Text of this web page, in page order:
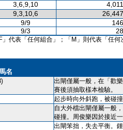
3,6,9,10
9,3,10,6
9/9
9/3
代表「任何組合」；「M」則代表「任何
名
出閘僅屬一般，在「歡
賽後須抽取樣本檢驗。
起步時向外斜跑，被碰
自大外檔出閘僅屬一般
碰撞。周俊樂因於接近
出閘笨拙，失去平衡。